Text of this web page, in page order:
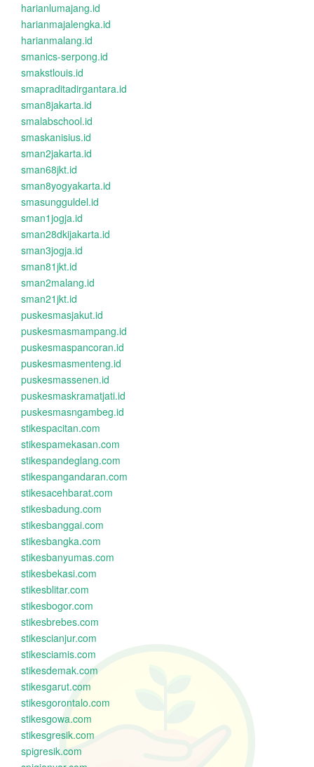
harianlumajang.id
harianmajalengka.id
harianmalang.id
smanics-serpong.id
smakstlouis.id
smapraditadirgantara.id
sman8jakarta.id
smalabschool.id
smaskanisius.id
sman2jakarta.id
sman68jkt.id
sman8yogyakarta.id
smasungguldel.id
sman1jogja.id
sman28dkijakarta.id
sman3jogja.id
sman81jkt.id
sman2malang.id
sman21jkt.id
puskesmasjakut.id
puskesmasmampang.id
puskesmaspancoran.id
puskesmasmenteng.id
puskesmassenen.id
puskesmaskramatjati.id
puskesmasngambeg.id
stikespacitan.com
stikespamekasan.com
stikespandeglang.com
stikespangandaran.com
stikesacehbarat.com
stikesbadung.com
stikesbanggai.com
stikesbangka.com
stikesbanyumas.com
stikesbekasi.com
stikesblitar.com
stikesbogor.com
stikesbrebes.com
stikescianjur.com
stikesciamis.com
stikesdemak.com
stikesgarut.com
stikesgorontalo.com
stikesgowa.com
stikesgresik.com
spigresik.com